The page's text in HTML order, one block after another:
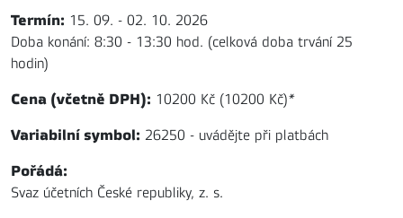
Termín: 15. 09. - 02. 10. 2026
Doba konání: 8:30 - 13:30 hod. (celková doba trvání 25
hodin)
Cena (včetně DPH): 10200 Kč (10200 Kč)*
Variabilní symbol: 26250 - uvádějte při platbách
Pořádá:
Svaz účetních České republiky, z. s.